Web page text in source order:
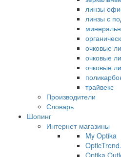
линзы
линзы с
очковые
очковые
очковые
трайвекс
Производители
Словарь
Шопинг
Интернет-магазины
My Optika